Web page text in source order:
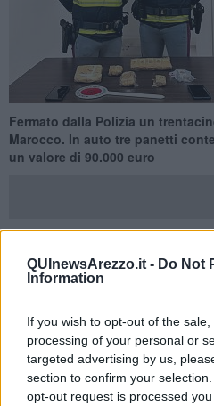
QUInewsArezzo.it - Do Not
Information
If you wish to opt-out of the
processing of your personal or
targeted advertising by us,
section to confirm your
opt-out request is processed
Fermato dalla Polizia un
Marocco. In auto tre panetti
un valore di 90.000 euro
AREZZO —Nel pomeriggio di
Sottosezione Polizia Stradale di
targa italiana.
A bordo solo il conducente,
e residente nella provincia di Pisa,